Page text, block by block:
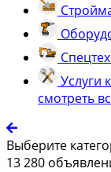
Услуги
смотреть
Выберите
13 280